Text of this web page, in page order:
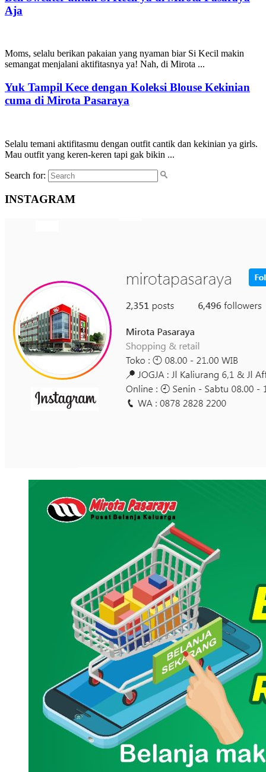
Aja
Moms, selalu berikan pakaian yang nyaman biar Si Kecil makin
semangat menjalani aktifitasnya ya! Nah, di Mirota ...
Yuk Tampil Kece dengan Koleksi Blouse Kekinian
cuma di Mirota Pasaraya
Selalu temani aktifitasmu dengan outfit cantik dan kekinian ya girls.
Mau outfit yang keren-keren tapi gak bikin ...
Search for:
INSTAGRAM